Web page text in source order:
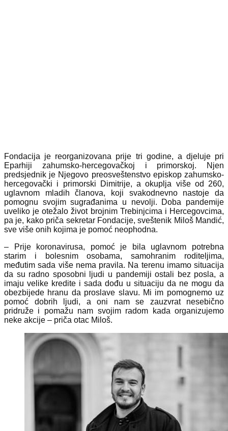
Fondacija je reorganizovana prije tri godine, a djeluje pri
Eparhiji zahumsko-hercegovačkoj i primorskoj. Njen
predsjednik je Njegovo preosveštenstvo episkop zahumsko-
hercegovački i primorski Dimitrije, a okuplja više od 260,
uglavnom mladih članova, koji svakodnevno nastoje da
pomognu svojim sugrađanima u nevolji. Doba pandemije
uveliko je otežalo život brojnim Trebinjcima i Hercegovcima,
pa je, kako priča sekretar Fondacije, sveštenik Miloš Mandić,
sve više onih kojima je pomoć neophodna.
– Prije koronavirusa, pomoć je bila uglavnom potrebna
starim i bolesnim osobama, samohranim roditeljima,
međutim sada više nema pravila. Na terenu imamo situacija
da su radno sposobni ljudi u pandemiji ostali bez posla, a
imaju velike kredite i sada dođu u situaciju da ne mogu da
obezbijede hranu da proslave slavu. Mi im pomognemo uz
pomoć dobrih ljudi, a oni nam se zauzvrat nesebično
pridruže i pomažu nam svojim radom kada organizujemo
neke akcije – priča otac Miloš.